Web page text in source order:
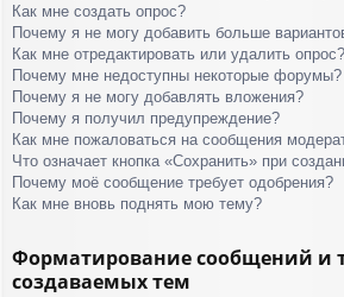
Как мне создать опрос?
Почему я не могу добавить больше
Как мне отредактировать или удалить опрос?
Почему мне недоступны некоторые форумы?
Почему я не могу добавлять вложения?
Почему я получил предупреждение?
Как мне пожаловаться на сообщения
Что означает кнопка «Сохранить» при
Почему моё сообщение требует одобрения?
Как мне вновь поднять мою тему?
Форматирование сообщений и
создаваемых тем